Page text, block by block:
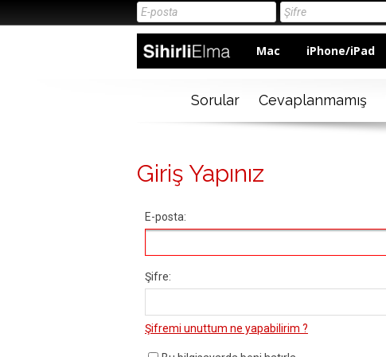
Mac iPhone/iPad
Sorular Cevaplanmamış
Giriş Yapınız
E-posta:
Şifre:
Şifremi unuttum ne yapabilirim ?